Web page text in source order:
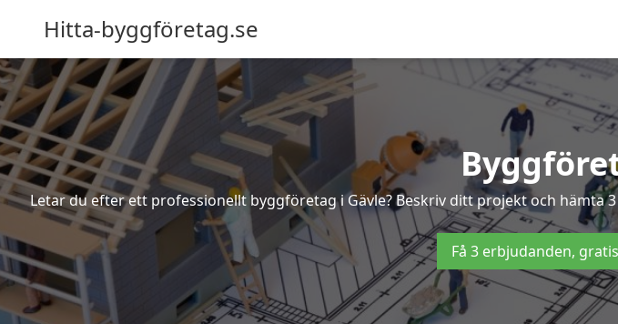
Hitta-byggföretag.se
Letar du efter ett professionellt byggföretag i Gävle? Beskriv ditt projekt och
Få 3 erbjudanden,